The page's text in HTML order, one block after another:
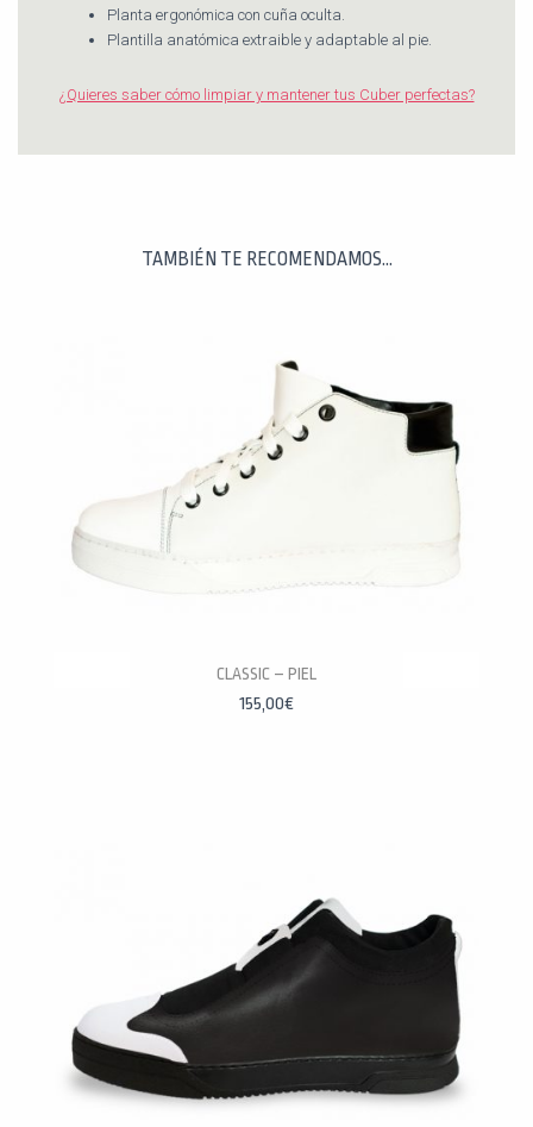
Planta ergonómica con cuña oculta.
Plantilla anatómica extraible y adaptable al pie.
¿Quieres saber cómo limpiar y mantener tus Cuber perfectas?
TAMBIÉN TE RECOMENDAMOS…
PERSONALÍZALAS
CLASSIC – PIEL
155,00€